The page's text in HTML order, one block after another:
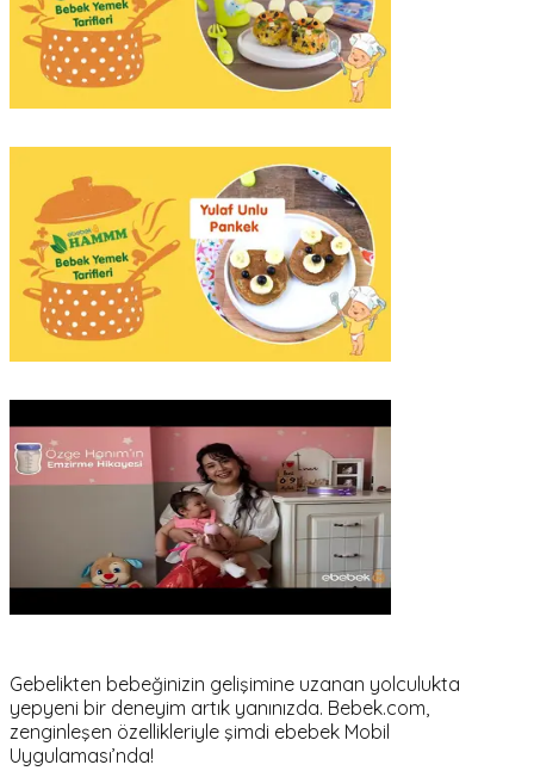
Gebelikten bebeğinizin gelişimine uzanan yolculukta
yepyeni bir deneyim artık yanınızda. Bebek.com,
zenginleşen özellikleriyle şimdi ebebek Mobil
Uygulaması’nda!